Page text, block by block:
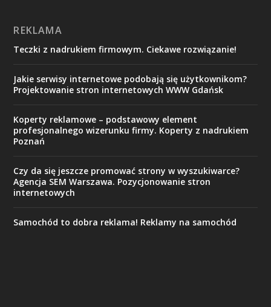
REKLAMA
Teczki z nadrukiem firmowym. Ciekawe rozwiązanie!
Jakie serwisy internetowe podobają się użytkownikom?
Projektowanie stron internetowych WWW Gdańsk
Koperty reklamowe – podstawowy element
profesjonalnego wizerunku firmy. Koperty z nadrukiem
Poznań
Czy da się jeszcze promować strony w wyszukiwarce?
Agencja SEM Warszawa. Pozycjonowanie stron
internetowych
Samochód to dobra reklama! Reklamy na samochód